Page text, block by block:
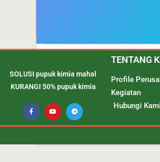
SOLUSI pupuk kimia mahal
KURANGI 50% pupuk kimia
TENTANG
Profile
Kegiatan
Hubungi Kami